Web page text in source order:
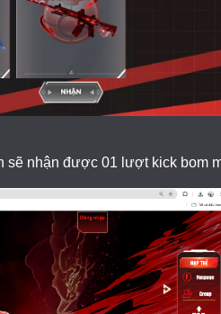
nhận được 01 lượt kick bom